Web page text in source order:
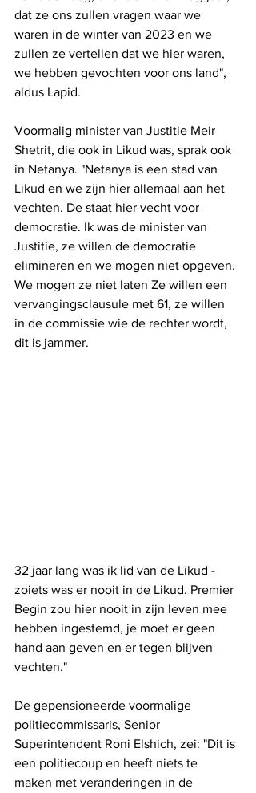
dat ze ons zullen vragen waar we
waren in de winter van 2023 en we
zullen ze vertellen dat we hier waren,
we hebben gevochten voor ons land",
aldus Lapid.
Voormalig minister van Justitie Meir
Shetrit, die ook in Likud was, sprak ook
in Netanya. "Netanya is een stad van
Likud en we zijn hier allemaal aan het
vechten. De staat hier vecht voor
democratie. Ik was de minister van
Justitie, ze willen de democratie
elimineren en we mogen niet opgeven.
We mogen ze niet laten Ze willen een
vervangingsclausule met 61, ze willen
in de commissie wie de rechter wordt,
dit is jammer.
32 jaar lang was ik lid van de Likud -
zoiets was er nooit in de Likud. Premier
Begin zou hier nooit in zijn leven mee
hebben ingestemd, je moet er geen
hand aan geven en er tegen blijven
vechten."
De gepensioneerde voormalige
politiecommissaris, Senior
Superintendent Roni Elshich, zei: "Dit is
een politiecoup en heeft niets te
maken met veranderingen in de